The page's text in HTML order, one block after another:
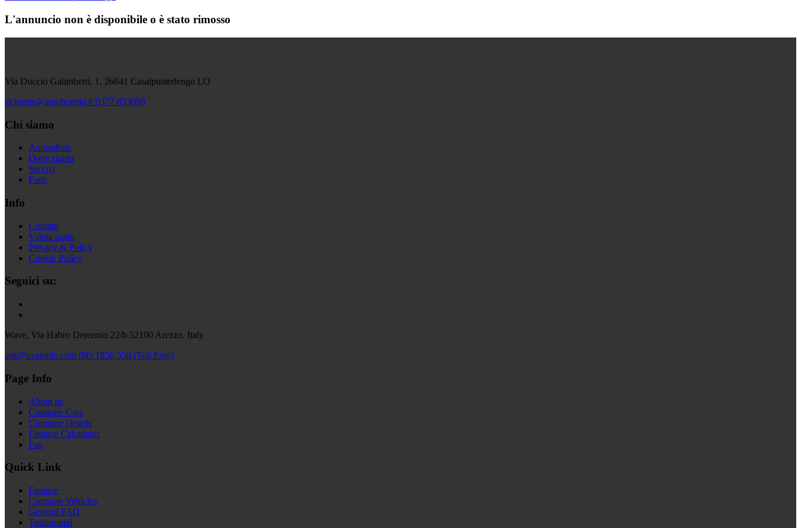
L'annuncio non è disponibile o è stato rimosso
Via Duccio Galimberti, 1, 26841 Casalpusterlengo LO
richieste@autoberetta.it 0377 833098
Chi siamo
Autosalone
Dove siamo
Servizi
Faqs
Info
Contatti
Valuta usato
Privacy & Policy
Cookie Policy
Seguici su:
Wave, Via Habro Derennio 22/b 52100 Arezzo, Italy
ask@example.com 095 1856 558 (Toll Free)
Page Info
About us
Compare Cars
Compare Details
Finance Calculator
Faq
Quick Link
Finance
Compare Vehicles
General FAQ
Testimonial